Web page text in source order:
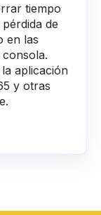
tiempo
de
en las
aplicación
y otras